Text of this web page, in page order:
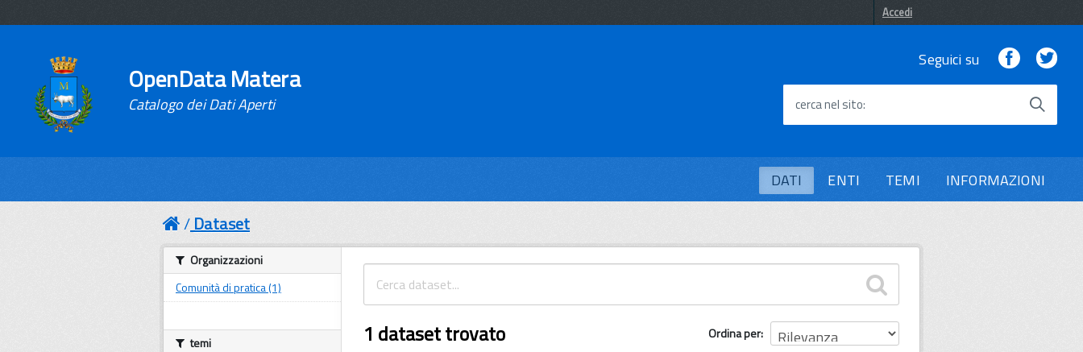
Accedi
OpenData Matera
Catalogo dei Dati Aperti
Seguici su Facebook
cerca nel sito
DATI ENTI TEMI INFORMAZIONI
Dataset
Ordina per
1 dataset trovato
Organizzazioni
Comunità di pratica (1)
temi